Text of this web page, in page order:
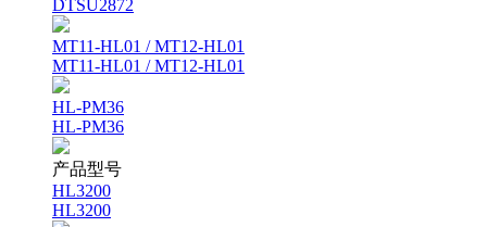
DTSU2872
MT11-HL01 / MT12-HL01
MT11-HL01 / MT12-HL01
HL-PM36
HL-PM36
产品型号
HL3200
HL3200